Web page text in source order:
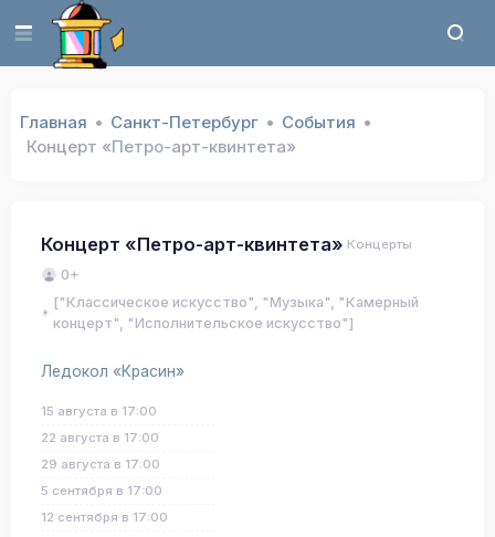
Главная Санкт-Петербург
События
Концерт «Петро-арт-квинтета»
Концерт «Петро-арт-квинтета» Концерты
0+
["Классическое искусство", "Музыка", "Камерный
концерт", "Исполнительское искусство"]
Ледокол «Красин»
15 августа в 17:00
22 августа в 17:00
29 августа в 17:00
5 сентября в 17:00
12 сентября в 17:00